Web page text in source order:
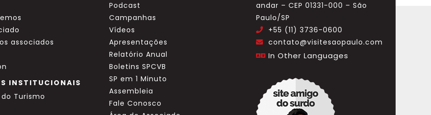
associados
INSTITUCIONAIS
Turismo
Podcast
Campanhas
Vídeos
Apresentações
Relatório Anual
Boletins SPCVB
SP em 1 Minuto
Assembleia
Fale Conosco
andar – CEP 01331-000 – São
Paulo/SP
+55 (11) 3736-0600
contato@visitesaopaulo.com
In Other Languages